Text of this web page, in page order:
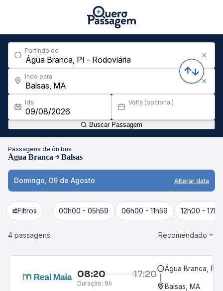
Partindo de
Indo para
Ida Volta (opcional)
Buscar Passagem
Passagens de ônibus
Água Branca Balsas
Domingo, 09 de Agosto Alterar data
Filtros 00h00 - 05h59 06h00 - 11h59 12h00 -
4 passagens Recomendado
08:20 17:20
Duração: 9h
Água Branca, PI
Balsas, MA